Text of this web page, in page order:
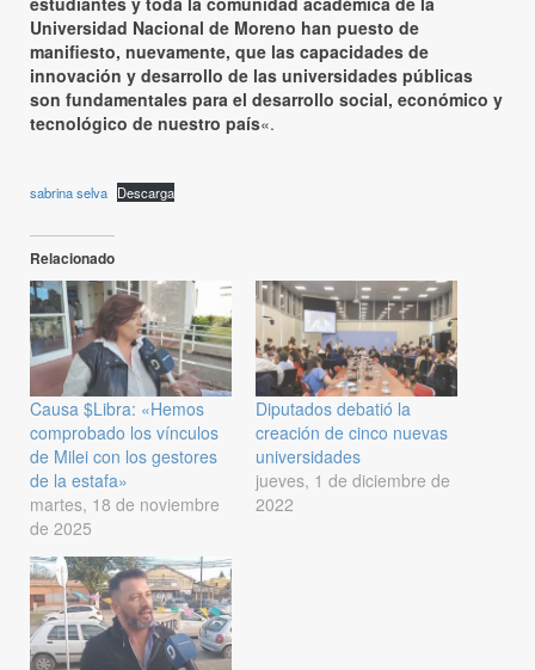
Universidad Nacional de Moreno han puesto de
manifiesto, nuevamente, que las capacidades de
innovación y desarrollo de las universidades públicas
son fundamentales para el desarrollo social, económico y
tecnológico de nuestro país«.
sabrina selva Descarga
Relacionado
Causa $Libra: «Hemos
comprobado los vínculos
de Milei con los gestores
de la estafa»
martes, 18 de noviembre
de 2025
Diputados debatió la
creación de cinco nuevas
universidades
jueves, 1 de diciembre de
2022